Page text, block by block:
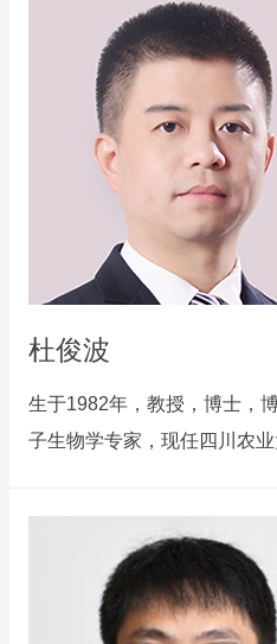
杜俊波
生于1982年，教授，博士，
子生物学专家，现任四川农业